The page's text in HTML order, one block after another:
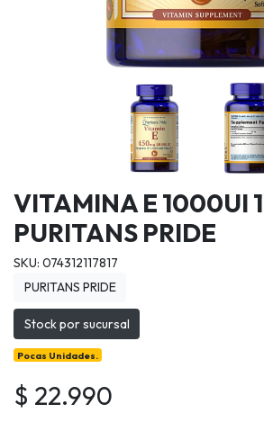
VITAMINA E 1000UI
PURITANS PRIDE
SKU: 074312117817
PURITANS PRIDE
Stock por sucursal
Pocas Unidades.
$ 22.990